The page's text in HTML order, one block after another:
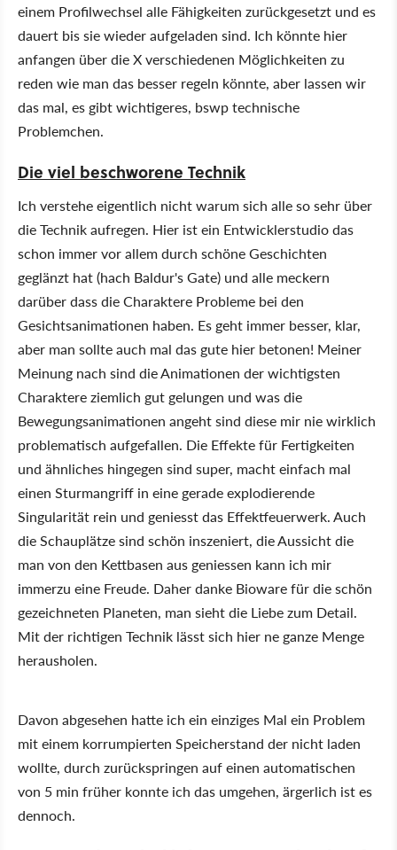
einem Profilwechsel alle Fähigkeiten zurückgesetzt und es
dauert bis sie wieder aufgeladen sind. Ich könnte hier
anfangen über die X verschiedenen Möglichkeiten zu
reden wie man das besser regeln könnte, aber lassen wir
das mal, es gibt wichtigeres, bswp technische
Problemchen.
Die viel beschworene Technik
Ich verstehe eigentlich nicht warum sich alle so sehr über
die Technik aufregen. Hier ist ein Entwicklerstudio das
schon immer vor allem durch schöne Geschichten
geglänzt hat (hach Baldur's Gate) und alle meckern
darüber dass die Charaktere Probleme bei den
Gesichtsanimationen haben. Es geht immer besser, klar,
aber man sollte auch mal das gute hier betonen! Meiner
Meinung nach sind die Animationen der wichtigsten
Charaktere ziemlich gut gelungen und was die
Bewegungsanimationen angeht sind diese mir nie wirklich
problematisch aufgefallen. Die Effekte für Fertigkeiten
und ähnliches hingegen sind super, macht einfach mal
einen Sturmangriff in eine gerade explodierende
Singularität rein und geniesst das Effektfeuerwerk. Auch
die Schauplätze sind schön inszeniert, die Aussicht die
man von den Kettbasen aus geniessen kann ich mir
immerzu eine Freude. Daher danke Bioware für die schön
gezeichneten Planeten, man sieht die Liebe zum Detail.
Mit der richtigen Technik lässt sich hier ne ganze Menge
herausholen.
Davon abgesehen hatte ich ein einziges Mal ein Problem
mit einem korrumpierten Speicherstand der nicht laden
wollte, durch zurückspringen auf einen automatischen
von 5 min früher konnte ich das umgehen, ärgerlich ist es
dennoch.